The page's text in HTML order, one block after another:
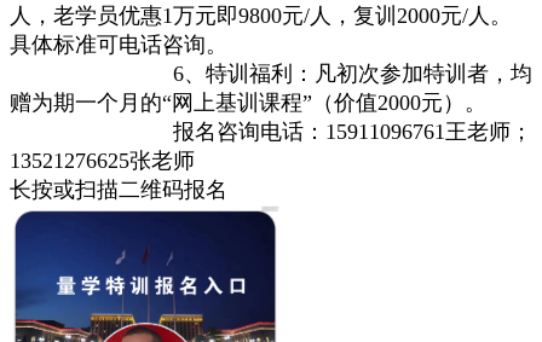
人，老学员优惠1万元即9800元/人，复训2000元/人。
具体标准可电话咨询。
6、特训福利：凡初次参加特训者，均
赠为期一个月的“网上基训课程”（价值2000元）。
报名咨询电话：15911096761王老师；
13521276625张老师
长按或扫描二维码报名